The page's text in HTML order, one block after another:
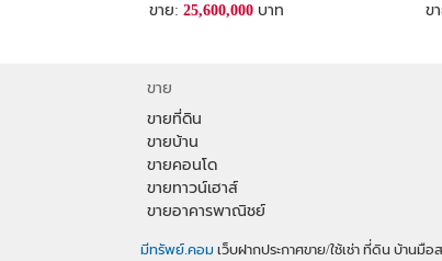
ขาย: 25,600,000บาท ข
ขาย
ขายที่ดิน
ขายบ้าน
ขายคอนโด
ขายทาวน์เฮาส์
ขายอาคารพาณิชย์
มีทรัพย์.คอม เว็บฝากประกาศขาย/ใช้เช่า ที่ดิน บ้าน